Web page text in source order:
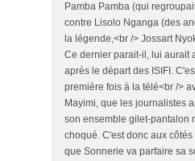
Pamba Pamba (qui
contre Lisolo Nganga (des
la légende,<br /> Jossart
Ce dernier parait-il, lui aurait
après le départ des ISIFI.
première fois à la télé<br />
Mayimi, que les journalistes
son ensemble gilet-pantalon
choqué. C'est donc aux
que Sonnerie va parfaire sa